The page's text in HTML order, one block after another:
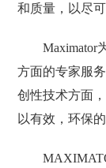
和质量，以尽
Maximator
方面的专家服
创性技术方面
以有效，环保